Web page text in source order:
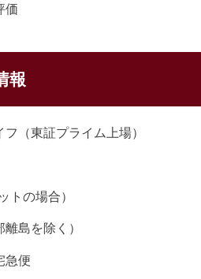
価
報
（東証プライム上場）
トの場合）
島を除く）
急便